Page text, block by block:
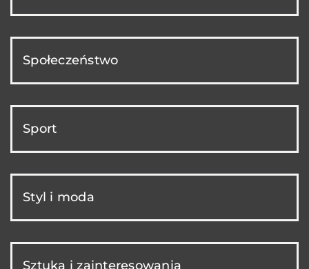
Społeczeństwo
Sport
Styl i moda
Sztuka i zainteresowania